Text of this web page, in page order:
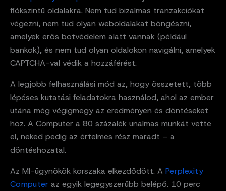
fiókszintű oldalakra. Nem tud bizalmas tranzakciókat
végezni, nem tud olyan weboldalakat böngészni,
amelyek erős botvédelem alatt vannak (például
bankok), és nem tud olyan oldalokon navigálni, amelyek
CAPTCHA-val védik a hozzáférést.
A legjobb felhasználási mód az, hogy összetett, több
lépéses kutatási feladatokra használod, ahol az ember
utána még végigmegy az eredményen és döntéseket
hoz. A Computer a 80 százalék unalmas munkát vette
el, neked pedig az értelmes rész maradt – a
döntéshozatal.
Az MI-ügynökök korszaka elkezdődött. A Perplexity
Computer az egyik legegyszerűbb belépő. 10 perc